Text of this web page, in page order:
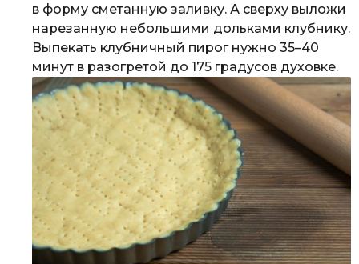
в форму сметанную заливку. А сверху выложи
нарезанную небольшими дольками клубнику.
Выпекать клубничный пирог нужно 35–40
минут в разогретой до 175 градусов духовке.